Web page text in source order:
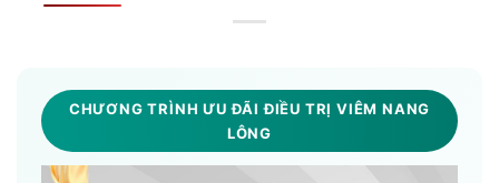
CHƯƠNG TRÌNH ƯU ĐÃI ĐIỀU TRỊ VIÊM NANG
LÔNG